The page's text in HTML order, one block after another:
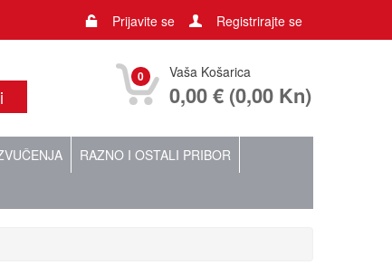
Prijavite se Registrirajte se
0 Vaša Košarica
0,00 € (0,00 Kn)
RAZNO I OSTALI PRIBOR